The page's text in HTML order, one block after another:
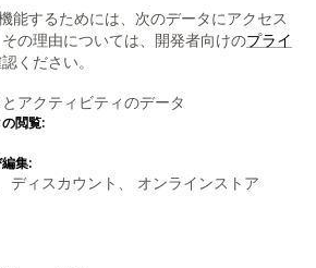
能するためには、次のデータにアクセス
の理由については、開発者向けのプライ
ください。
アクティビティのデータ
閲覧:
集:
ディスカウント、 オンラインストア